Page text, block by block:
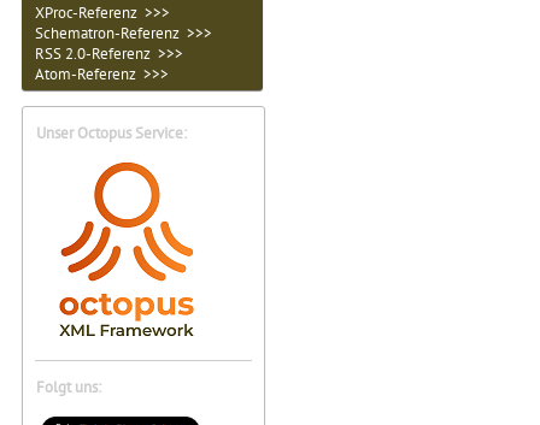
XProc-Referenz >>>
Schematron-Referenz >>>
RSS 2.0-Referenz >>>
Atom-Referenz >>>
Unser Octopus Service:
Folgt uns: